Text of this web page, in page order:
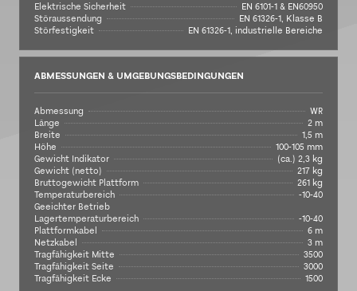
Elektrische Sicherheit
EN 6101-1 & EN60950
Störaussendung
EN 61326-1, Klasse B
Störfestigkeit
EN 61326-1, industrielle Bereiche
ABMESSUNGEN & UMGEBUNGSBEDINGUNGEN
Abmessung
WR
Länge
2 m
Breite
1,5 m
Höhe
100-105 mm
Gewicht Indikator
(ca.) 2,3 kg
Gewicht (netto)
217 kg
Bruttogewicht Plattform
261 kg
Temperaturbereich
Geeichter Betrieb
-10-40
Lagertemperaturbereich
-10-40
Plattformkabel
6 m
Netzkabel
3 m
Tragfähigkeit Mitte
3500
Tragfähigkeit Seite
3000
Tragfähigkeit Ecke
1500